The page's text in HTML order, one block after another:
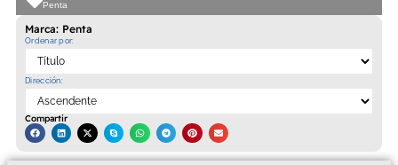
Marca: Penta
Ordenar por:
Dirección:
Compartir
Penta